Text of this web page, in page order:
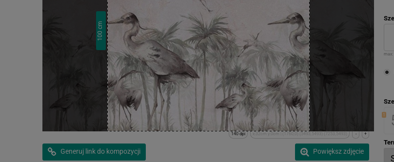
100
cm
+
-
x:32cm y:0cm | (1760,0) (5493,5493) (7253,5493)
140 dpi
Powiększ zdjęcie
Generuj link do kompozycji
max:
1